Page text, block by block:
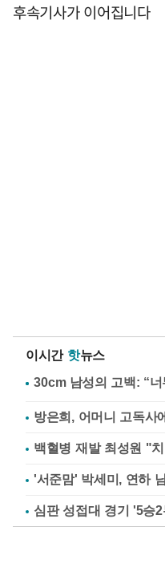
후속기사가 이어집니다
이시간 핫뉴스
방은희, 어머니 고독사
백혈병 재발 최성원 "
'서준맘' 박세미, 연하
심판 성접대 경기 '5승